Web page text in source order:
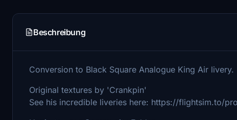
Beschreibung
Conversion to Black Square Analogue King Air livery.
Original textures by 'Crankpin'
See his incredible liveries here: https://flightsim.to/